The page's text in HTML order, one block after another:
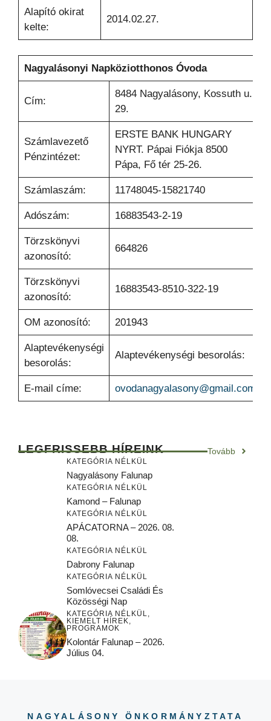
Alapító okirat
kelte:
2014.02.27.
Nagyalásonyi Napköziotthonos Óvoda
Cím:
8484 Nagyalásony, Kossuth u.
29.
Számlavezető
Pénzintézet:
ERSTE BANK HUNGARY
NYRT. Pápai Fiókja 8500
Pápa, Fő tér 25-26.
Számlaszám: 11748045-15821740
Adószám: 16883543-2-19
Törzskönyvi
azonosító:
664826
Törzskönyvi
azonosító:
16883543-8510-322-19
OM azonosító: 201943
Alaptevékenységi
besorolás:
Alaptevékenységi besorolás:
E-mail címe: ovodanagyalasony@gmail.com
LEGFRISSEBB HÍREINK Tovább
KATEGÓRIA NÉLKÜL
Nagyalásony Falunap
KATEGÓRIA NÉLKÜL
Kamond – Falunap
KATEGÓRIA NÉLKÜL
APÁCATORNA – 2026. 08.
08.
KATEGÓRIA NÉLKÜL
Dabrony Falunap
KATEGÓRIA NÉLKÜL
Somlóvecsei Családi És
Közösségi Nap
KATEGÓRIA NÉLKÜL,
KIEMELT HÍREK,
PROGRAMOK
Kolontár Falunap – 2026.
Július 04.
NAGYALÁSONY ÖNKORMÁNYZTATA